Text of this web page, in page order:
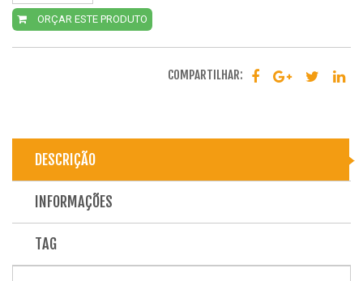
ORÇAR ESTE PRODUTO
COMPARTILHAR:
DESCRIÇÃO
INFORMAÇÕES
TAG